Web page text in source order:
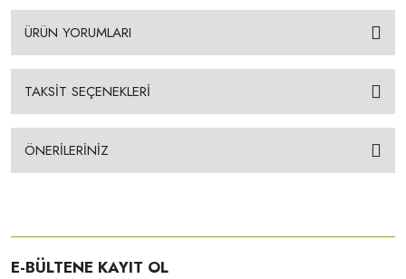
ÜRÜN YORUMLARI
TAKSİT SEÇENEKLERİ
ÖNERİLERİNİZ
E-BÜLTENE KAYIT OL